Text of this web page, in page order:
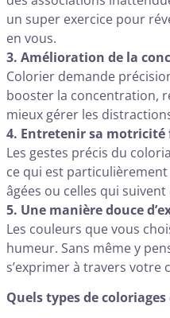
un super exercice pour
en vous.
3. Amélioration de la
Colorier demande
booster la concentration,
mieux gérer les
4. Entretenir sa motricité
Les gestes précis du
ce qui est
âgées ou celles qui
5. Une manière douce
Les couleurs que vous
humeur. Sans même y
s’exprimer à travers votre
Quels types de